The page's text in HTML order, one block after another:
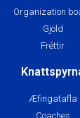
Organization
Gjöld
Fréttir
Æfingatafla
Coaches